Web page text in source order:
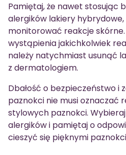
Pamiętaj, że nawet stosując
alergików lakiery hybrydowe,
monitorować reakcje
wystąpienia jakichkolwiek
należy natychmiast usunąć
z dermatologiem.
Dbałość o bezpieczeństwo i
paznokci nie musi oznaczać
stylowych paznokci.
alergików i pamiętaj o
cieszyć się pięknymi